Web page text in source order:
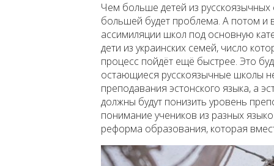
Чем больше детей из русскоязычных
большей будет проблема. А потом и
ассимиляции школ под основную
дети из украинских семей, число
процесс пойдёт ещё быстрее. Это
остающиеся русскоязычные школы
преподавания эстонского языка, а
должны будут понизить уровень
понимание учеников из разных
реформа образования, которая